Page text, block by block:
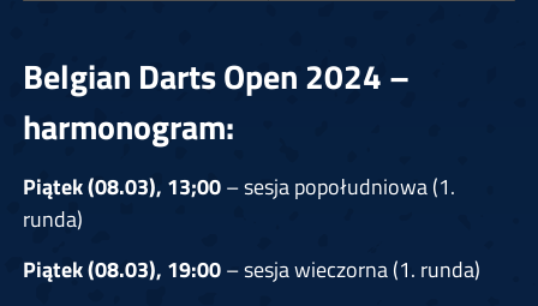
Belgian Darts Open 2024 –
harmonogram:
Piątek (08.03), 13;00– sesja popołudniowa (1.
runda)
Piątek (08.03), 19:00– sesja wieczorna (1. runda)